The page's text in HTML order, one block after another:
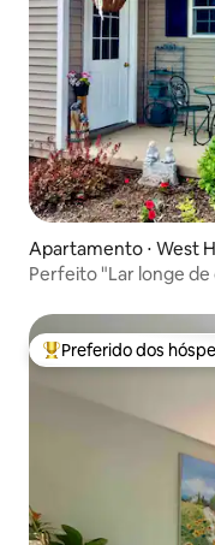
Apartamento ⋅ West
Entre os melhores
Preferido dos